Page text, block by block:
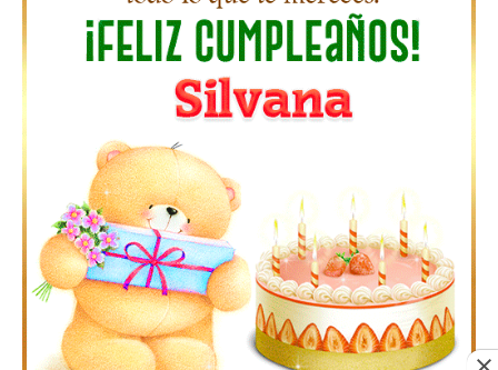
Gifs Feliz Cumpleaños Octavio